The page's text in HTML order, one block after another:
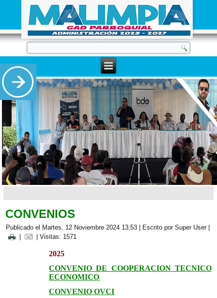
CONVENIOS
Publicado el Martes, 12 Noviembre 2024 13:53 Escrito por Super User|
| Visitas: 1571
2025
CONVENIO DE COOPERACION TECNICO
ECONOMICO
CONVENIO OVCI